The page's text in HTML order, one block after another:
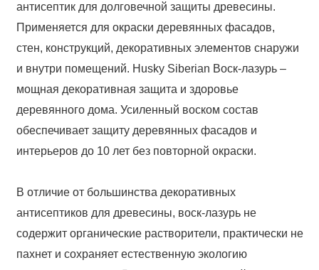
антисептик для долговечной защиты древесины.
Применяется для окраски деревянных фасадов,
стен, конструкций, декоративных элементов снаружи
и внутри помещений. Husky Siberian Воск-лазурь –
мощная декоративная защита и здоровье
деревянного дома. Усиленный воском состав
обеспечивает защиту деревянных фасадов и
интерьеров до 10 лет без повторной окраски.
В отличие от большинства декоративных
антисептиков для древесины, воск-лазурь не
содержит органические растворители, практически не
пахнет и сохраняет естественную экологию